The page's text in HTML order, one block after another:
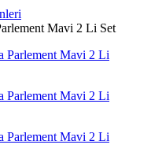
Mavi 2 Li Set